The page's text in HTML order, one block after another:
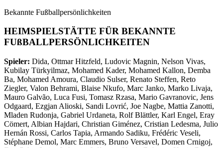
Bekannte Fußballpersönlichkeiten
HEIMSPIELSTÄTTE FÜR BEKANNTE
FUßBALLPERSÖNLICHKEITEN
Spieler: Dida, Ottmar Hitzfeld, Ludovic Magnin, Nelson Vivas,
Kubilay Türkyilmaz, Mohamed Kader, Mohamed Kallon, Demba
Ba, Mohamed Amoura, Claudio Sulser, Renato Steffen, Reto
Ziegler, Valon Behrami, Blaise Nkufo, Marc Janko, Marko Livaja,
Mauro Galvão, Luca Fusi, Tomasz Rzasa, Mario Gavranovic, Jens
Odgaard, Ezgjan Alioski, Sandi Lovrić, Joe Nagbe, Mattia Zanotti,
Mladen Rudonja, Gabriel Urdaneta, Rolf Blättler, Karl Engel, Eray
Cömert, Albian Hajdari, Christian Giménez, Cristian Ledesma, Julio
Hernán Rossi, Carlos Tapia, Armando Sadiku, Frédéric Veseli,
Stéphane Demol, Marc Emmers, Bruno Versavel, Domen Crnigoj,